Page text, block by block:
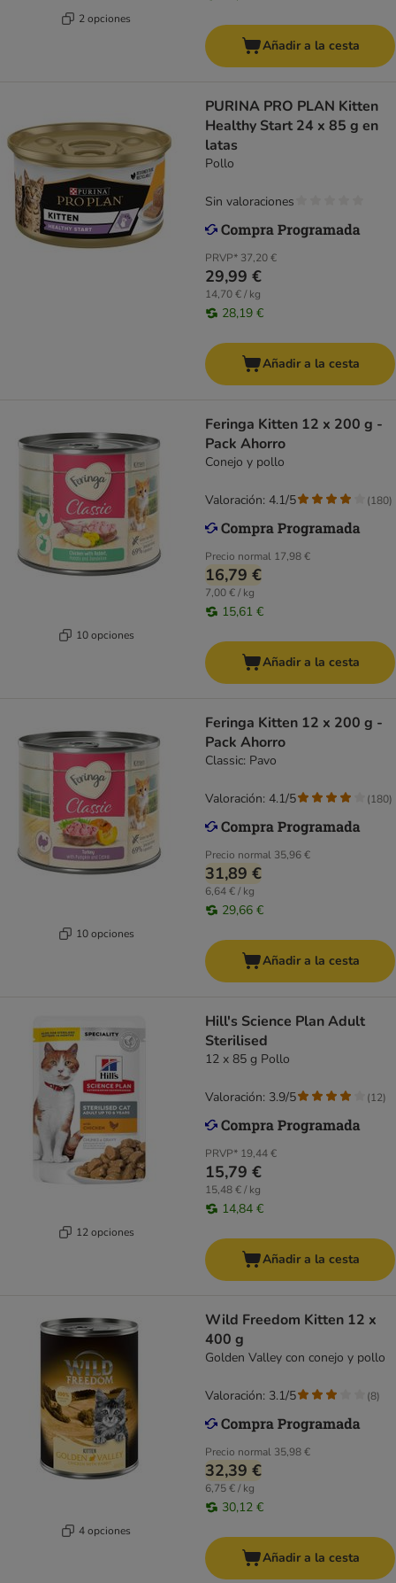
2 opciones
Añadir a la cesta
PURINA PRO PLAN Kitten
Healthy Start 24 x 85 g en
latas
Pollo
PRVP* 37,20 €
29,99 €
14,70 € / kg
28,19 €
Sin valoraciones
Añadir a la cesta
10 opciones
Feringa Kitten 12 x 200 g -
Pack Ahorro
Conejo y pollo
Precio normal 17,98 €
16,79 €
7,00 € / kg
15,61 €
Valoración: 4.1/5 (180)
Añadir a la cesta
10 opciones
Feringa Kitten 12 x 200 g -
Pack Ahorro
Classic: Pavo
Precio normal 35,96 €
31,89 €
6,64 € / kg
29,66 €
Valoración: 4.1/5 (180)
Añadir a la cesta
12 opciones
Hill's Science Plan Adult
Sterilised
12 x 85 g Pollo
PRVP* 19,44 €
15,79 €
15,48 € / kg
14,84 €
Valoración: 3.9/5 (12)
Añadir a la cesta
4 opciones
Wild Freedom Kitten 12 x
400 g
Golden Valley con conejo y pollo
Precio normal 35,98 €
32,39 €
6,75 € / kg
30,12 €
Valoración: 3.1/5 (8)
Añadir a la cesta